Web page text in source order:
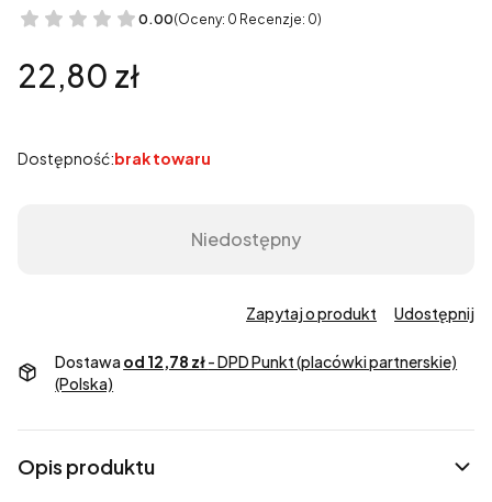
0.00(Oceny: 0 Recenzje: 0)
Cena
22,80 zł
Dostępność:brak towaru
Niedostępny
Zapytaj o produkt Udostępnij
Dostawa od 12,78 zł- DPD Punkt (placówki partnerskie)
(Polska)
Opis produktu